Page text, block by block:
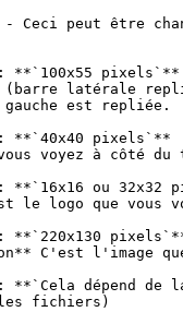
- Ceci peut être
(barre latérale
est repliée.
voyez à côté
le logo que
C'est l'image
les fichiers)